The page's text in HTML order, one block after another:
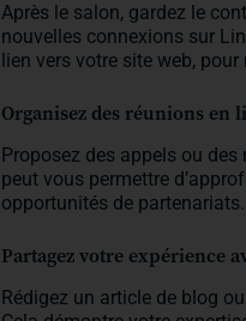
Après le salon, gardez le
nouvelles connexions sur
lien vers votre site web,
Organisez des réunions en
Proposez des appels ou
peut vous permettre
opportunités de partenariats.
Partagez votre expérience
Rédigez un article de blog